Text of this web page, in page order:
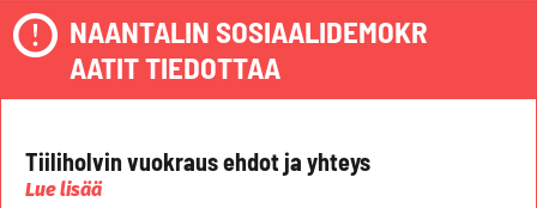
NAANTALIN SOSIAALIDEMOKR
AATIT TIEDOTTAA
Tiiliholvin vuokraus ehdot ja yhteys
Lue lisää